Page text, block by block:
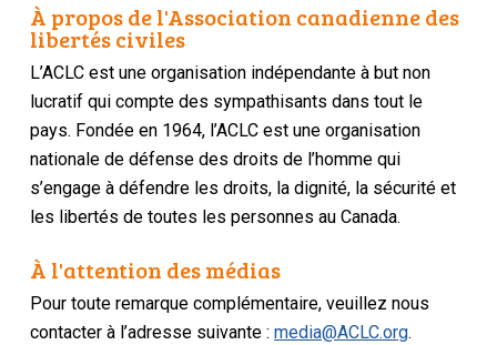
À propos de l'Association canadienne des
libertés civiles
L’ACLC est une organisation indépendante à but non
lucratif qui compte des sympathisants dans tout le
pays. Fondée en 1964, l’ACLC est une organisation
nationale de défense des droits de l’homme qui
s’engage à défendre les droits, la dignité, la sécurité et
les libertés de toutes les personnes au Canada.
À l'attention des médias
Pour toute remarque complémentaire, veuillez nous
contacter à l’adresse suivante :media@ACLC.org.